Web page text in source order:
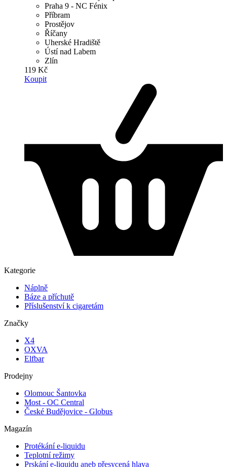
Praha 9 - NC Fénix
Příbram
Prostějov
Říčany
Uherské Hradiště
Ústí nad Labem
Zlín
119 Kč
Koupit
Kategorie
Náplně
Báze a příchutě
Příslušenství k cigaretám
Značky
X4
OXVA
Elfbar
Prodejny
Olomouc Šantovka
Most - OC Central
České Budějovice - Globus
Magazín
Protékání e-liquidu
Teplotní režimy
Prskání e-liquidu aneb přesycená hlava